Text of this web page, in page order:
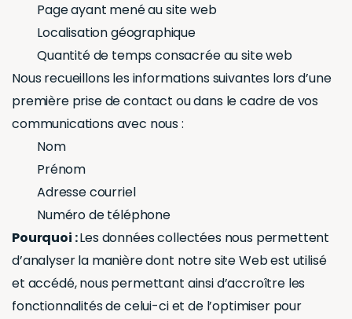
Page ayant mené au site web
Localisation géographique
Quantité de temps consacrée au site web
Nous recueillons les informations suivantes lors d’une
première prise de contact ou dans le cadre de vos
communications avec nous :
Nom
Prénom
Adresse courriel
Numéro de téléphone
Pourquoi :Les données collectées nous permettent
d’analyser la manière dont notre site Web est utilisé
et accédé, nous permettant ainsi d’accroître les
fonctionnalités de celui-ci et de l’optimiser pour